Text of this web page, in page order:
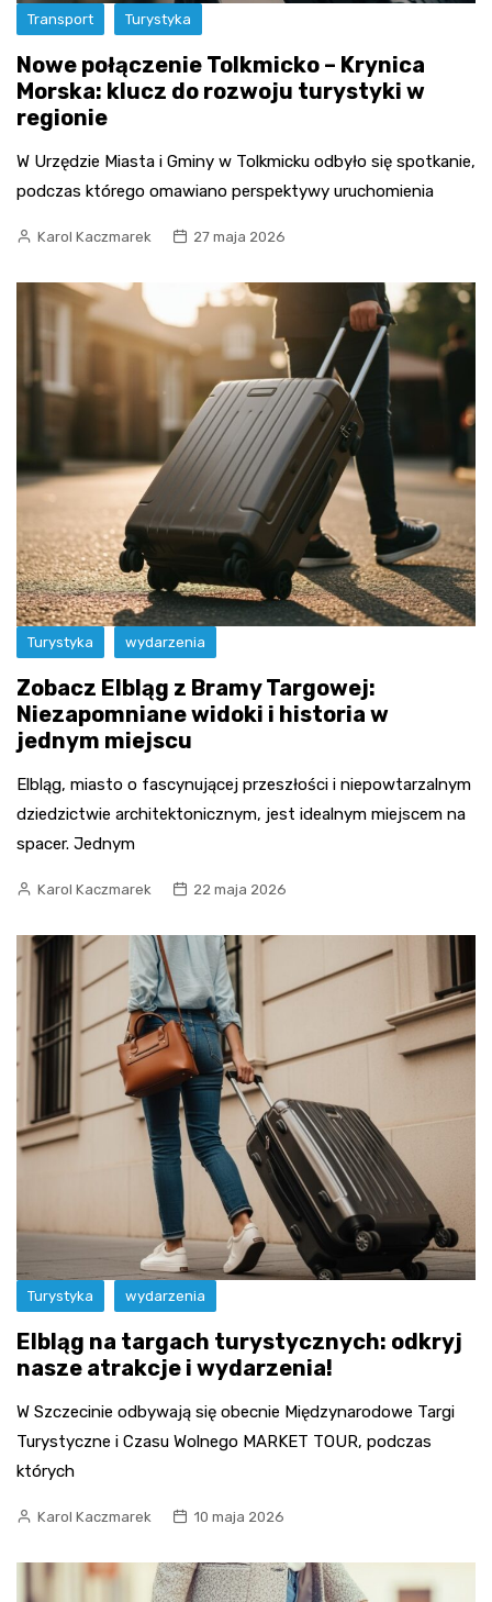
Transport Turystyka
Nowe połączenie Tolkmicko – Krynica
Morska: klucz do rozwoju turystyki w
regionie
W Urzędzie Miasta i Gminy w Tolkmicku odbyło się spotkanie,
podczas którego omawiano perspektywy uruchomienia
Karol Kaczmarek 27 maja 2026
Turystyka wydarzenia
Zobacz Elbląg z Bramy Targowej:
Niezapomniane widoki i historia w
jednym miejscu
Elbląg, miasto o fascynującej przeszłości i niepowtarzalnym
dziedzictwie architektonicznym, jest idealnym miejscem na
spacer. Jednym
Karol Kaczmarek 22 maja 2026
Turystyka wydarzenia
Elbląg na targach turystycznych: odkryj
nasze atrakcje i wydarzenia!
W Szczecinie odbywają się obecnie Międzynarodowe Targi
Turystyczne i Czasu Wolnego MARKET TOUR, podczas
których
Karol Kaczmarek 10 maja 2026